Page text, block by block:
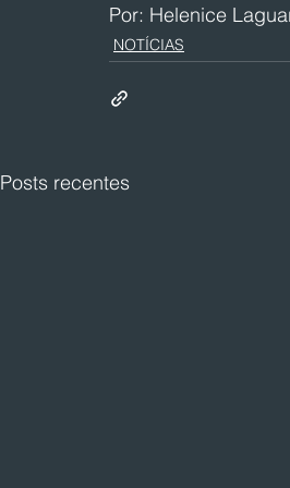
Por: Helenice
NOTÍCIAS
Posts recentes